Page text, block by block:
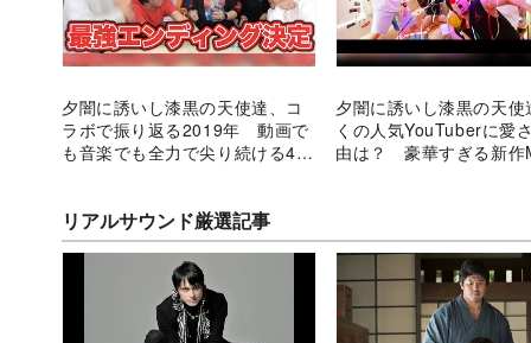
夕闇に誘いし漆黒の天使達、コ
ラボで振り返る2019年 動画で
も音楽でも全力で尖り続ける4人
夕闇に誘いし漆黒の天使
くの人気YouTuberに愛
由は？ 豪華すぎる新作
リアルサウンド厳選記事